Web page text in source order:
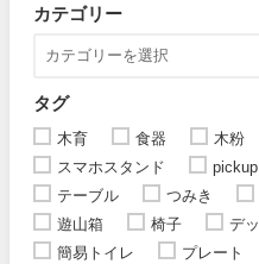
カテゴリー
タグ
木育 食器 木粉
スマホスタンド
pickup
テーブル
つみき
遊山箱
椅子 デ
簡易トイレ
プレート